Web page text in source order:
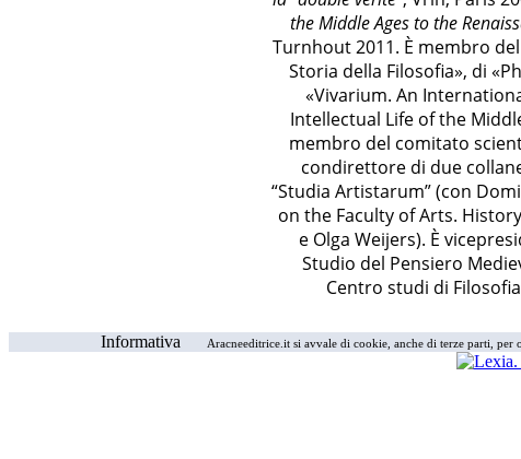
the Middle Ages to the
Turnhout 2011. È membro
Storia della Filosofia», di
«Vivarium. An
Intellectual Life of the
membro del comitato
condirettore di due
“Studia Artistarum” (con
on the Faculty of Arts.
e Olga Weijers). È
Studio del Pensiero
Centro studi di
Informativa Aracneeditrice.it si avvale di cookie, anche di terze parti,